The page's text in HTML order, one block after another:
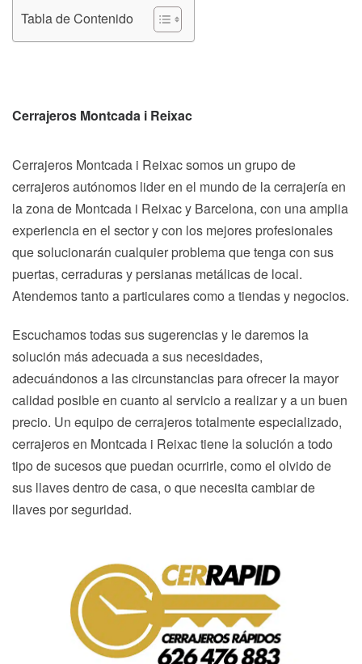
Tabla de Contenido
Cerrajeros Montcada i Reixac
Cerrajeros Montcada i Reixac somos un grupo de
cerrajeros autónomos lider en el mundo de la cerrajería en
la zona de Montcada i Reixac y Barcelona, con una amplia
experiencia en el sector y con los mejores profesionales
que solucionarán cualquier problema que tenga con sus
puertas, cerraduras y persianas metálicas de local.
Atendemos tanto a particulares como a tiendas y negocios.
Escuchamos todas sus sugerencias y le daremos la
solución más adecuada a sus necesidades,
adecuándonos a las circunstancias para ofrecer la mayor
calidad posible en cuanto al servicio a realizar y a un buen
precio. Un equipo de cerrajeros totalmente especializado,
cerrajeros en Montcada i Reixac tiene la solución a todo
tipo de sucesos que puedan ocurrirle, como el olvido de
sus llaves dentro de casa, o que necesita cambiar de
llaves por seguridad.